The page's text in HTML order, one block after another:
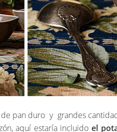
pan duro y grandes
aquí estaría incluido el